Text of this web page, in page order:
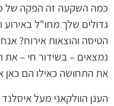
כמה השקעה זה הפקה של
גדולים שלך מחו"ל
הטיסה והוצאות אירוח?
נמצאים – בשידור חי – את
את התחושה כאילו הם כאן
הענן הוולקאני מעל